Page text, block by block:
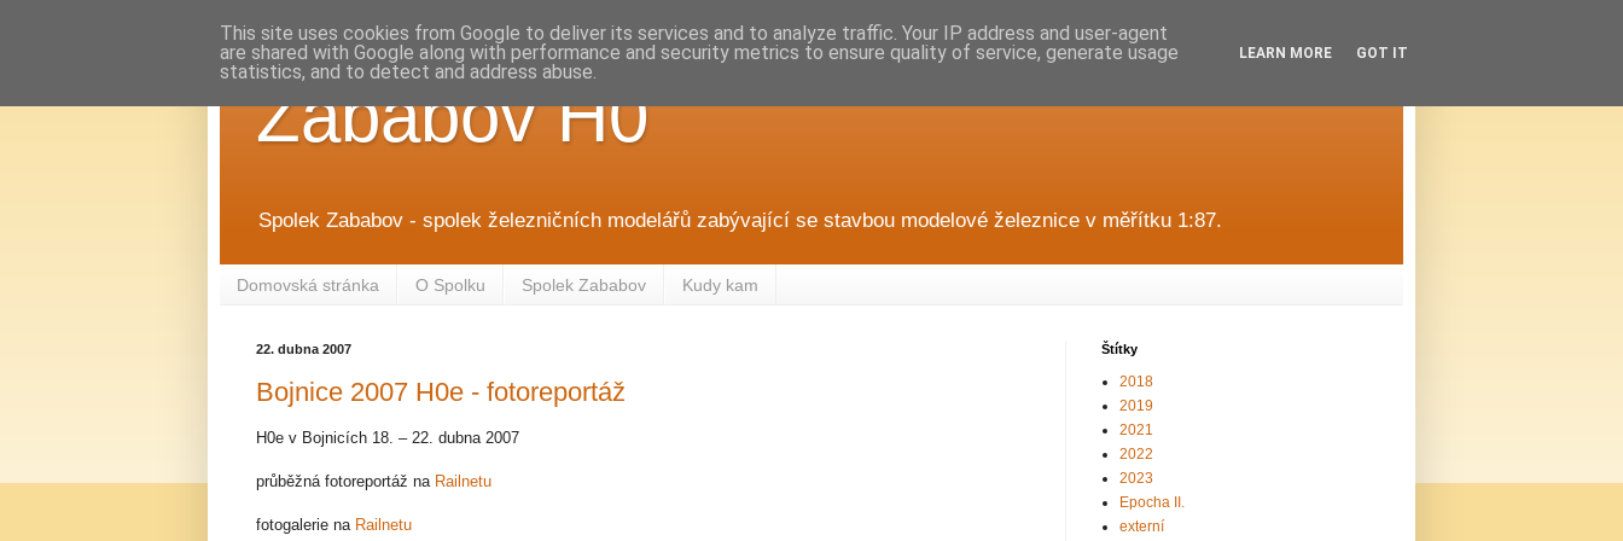
Zababov H0
Spolek Zababov - spolek železničních modelářů zabývající se stavbou modelové železnice v měřítku 1:87.
Domovská stránka O Spolku Spolek Zababov Kudy kam
22. dubna 2007
Bojnice 2007 H0e - fotoreportáž
H0e v Bojnicích 18. – 22. dubna 2007
průběžná fotoreportáž na Railnetu
fotogalerie na Railnetu
Štítky
2018
2019
2021
2022
2023
Epocha II.
externí
This site uses cookies from Google to deliver its services and to analyze traffic. Your IP address and user-agent
are shared with Google along with performance and security metrics to ensure quality of service, generate usage
statistics, and to detect and address abuse.
LEARN MORE GOT IT